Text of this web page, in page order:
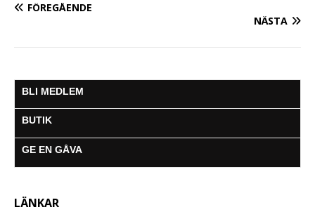
FÖREGÅENDE
NÄSTA
BLI MEDLEM
BUTIK
GE EN GÅVA
LÄNKAR